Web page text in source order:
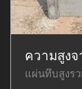
ความสูง
แผ่นทึบสูงรว